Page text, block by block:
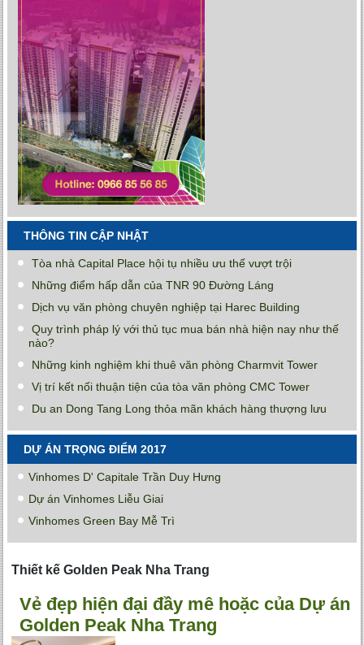
THÔNG TIN CẬP NHẬT
Tòa nhà Capital Place hội tụ nhiều ưu thế vượt trội
Những điểm hấp dẫn của TNR 90 Đường Láng
Dịch vụ văn phòng chuyên nghiệp tại Harec Building
Quy trình pháp lý với thủ tục mua bán nhà hiện nay như thế
nào?
Những kinh nghiệm khi thuê văn phòng Charmvit Tower
Vị trí kết nối thuận tiện của tòa văn phòng CMC Tower
Du an Dong Tang Long thỏa mãn khách hàng thượng lưu
DỰ ÁN TRỌNG ĐIỂM 2017
Vinhomes D' Capitale Trần Duy Hưng
Dự án Vinhomes Liễu Giai
Vinhomes Green Bay Mễ Trì
Thiết kế Golden Peak Nha Trang
Vẻ đẹp hiện đại đầy mê hoặc của Dự án
Golden Peak Nha Trang